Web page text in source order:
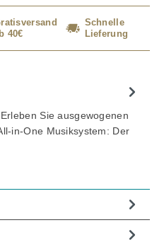
40€
Schnelle
Lieferung
Sie ausgewogenen
in-One Musiksystem: Der